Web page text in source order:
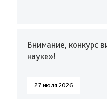
Внимание, конкурс
науке»!
27 июля 2026